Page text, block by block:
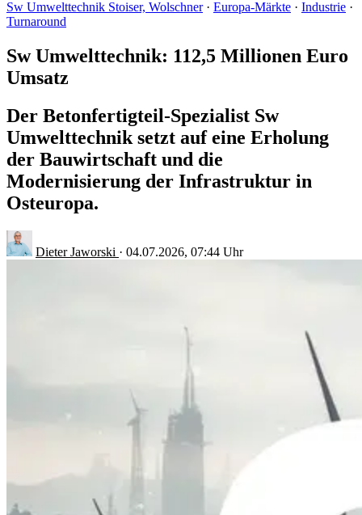
Sw Umwelttechnik Stoiser, Wolschner · Europa-Märkte · Industrie ·
Turnaround
Sw Umwelttechnik: 112,5 Millionen Euro
Umsatz
Der Betonfertigteil-Spezialist Sw
Umwelttechnik setzt auf eine Erholung
der Bauwirtschaft und die
Modernisierung der Infrastruktur in
Osteuropa.
Dieter Jaworski · 04.07.2026, 07:44 Uhr